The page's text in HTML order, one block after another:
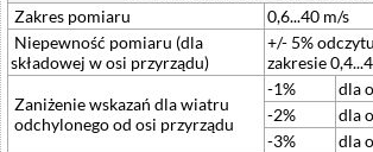
Zakres pomiaru
0,6...40 m/s
Niepewność pomiaru (dla
składowej w osi przyrządu)
+/- 5%
zakresie
Zaniżenie wskazań dla wiatru
odchylonego od osi przyrządu
-1%
dla
-2%
dla
-3%
dla